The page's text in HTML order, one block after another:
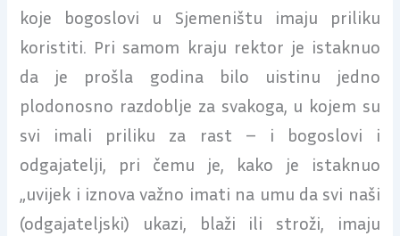
koje bogoslovi u Sjemeništu imaju priliku
koristiti. Pri samom kraju rektor je istaknuo
da je prošla godina bilo uistinu jedno
plodonosno razdoblje za svakoga, u kojem su
svi imali priliku za rast – i bogoslovi i
odgajatelji, pri čemu je, kako je istaknuo
„uvijek i iznova važno imati na umu da svi naši
(odgajateljski) ukazi, blaži ili stroži, imaju